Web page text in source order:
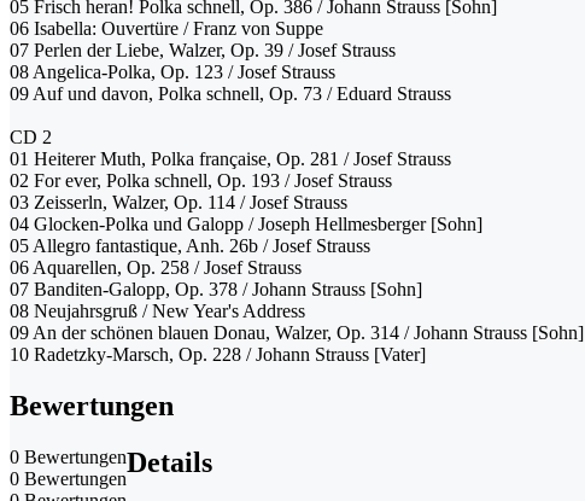
05 Frisch heran! Polka schnell, Op. 386 / Johann Strauss [Sohn]
06 Isabella: Ouvertüre / Franz von Suppe
07 Perlen der Liebe, Walzer, Op. 39 / Josef Strauss
08 Angelica-Polka, Op. 123 / Josef Strauss
09 Auf und davon, Polka schnell, Op. 73 / Eduard Strauss
CD 2
01 Heiterer Muth, Polka française, Op. 281 / Josef Strauss
02 For ever, Polka schnell, Op. 193 / Josef Strauss
03 Zeisserln, Walzer, Op. 114 / Josef Strauss
04 Glocken-Polka und Galopp / Joseph Hellmesberger [Sohn]
05 Allegro fantastique, Anh. 26b / Josef Strauss
06 Aquarellen, Op. 258 / Josef Strauss
07 Banditen-Galopp, Op. 378 / Johann Strauss [Sohn]
08 Neujahrsgruß / New Year's Address
09 An der schönen blauen Donau, Walzer, Op. 314 / Johann Strauss [Sohn]
10 Radetzky-Marsch, Op. 228 / Johann Strauss [Vater]
Bewertungen
0 Bewertungen
0 Bewertungen
Details